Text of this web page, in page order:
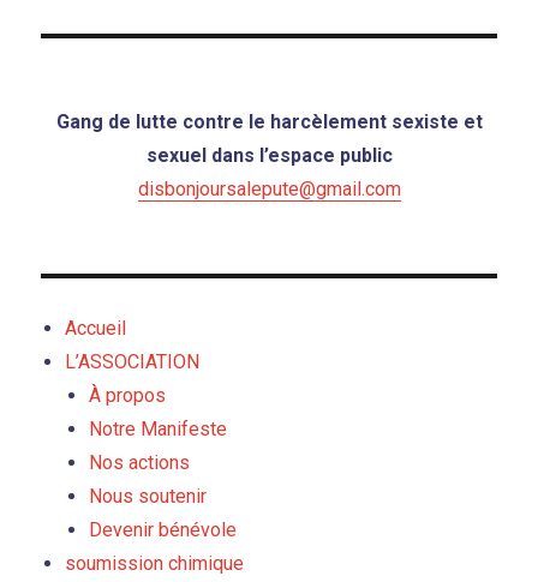
Gang de lutte contre le harcèlement sexiste et
sexuel dans l’espace public
disbonjoursalepute@gmail.com
Accueil
L’ASSOCIATION
À propos
Notre Manifeste
Nos actions
Nous soutenir
Devenir bénévole
soumission chimique